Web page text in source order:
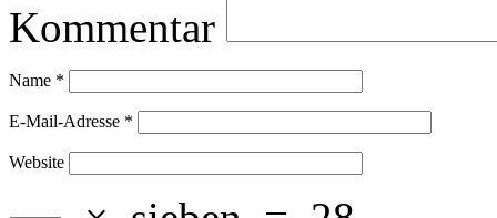
Kommentar
Name *
E-Mail-Adresse *
Website